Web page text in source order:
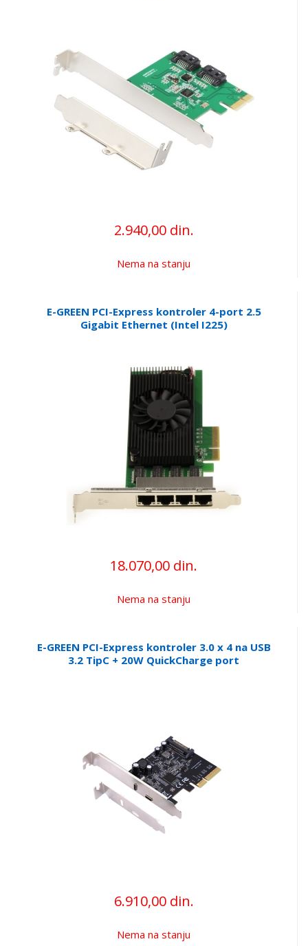
2.940,00 din.
Nema na stanju
E-GREEN PCI-Express kontroler 4-port 2.5
Gigabit Ethernet (Intel I225)
18.070,00 din.
Nema na stanju
E-GREEN PCI-Express kontroler 3.0 x 4 na USB
3.2 TipC + 20W QuickCharge port
6.910,00 din.
Nema na stanju